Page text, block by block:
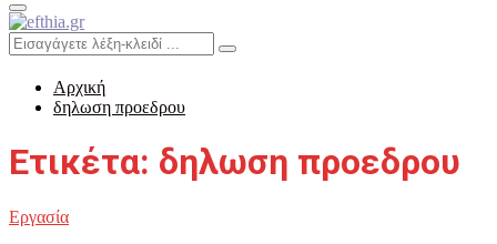
Primary
Menu
Search
for:
Search
Αρχική
δηλωση προεδρου
Ετικέτα: δηλωση προεδρου
Εργασία